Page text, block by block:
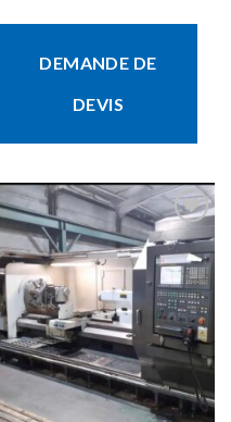
DEMANDE DE
DEVIS
Ajouter
à la liste
d’envies